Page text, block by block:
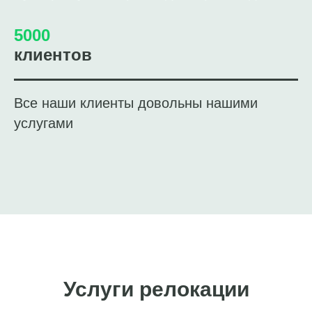
5000
клиентов
Все наши клиенты довольны нашими
услугами
Услуги релокации